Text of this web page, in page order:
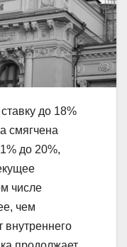
до 18%
смягчена
до 20%,
числе
чем
внутреннего